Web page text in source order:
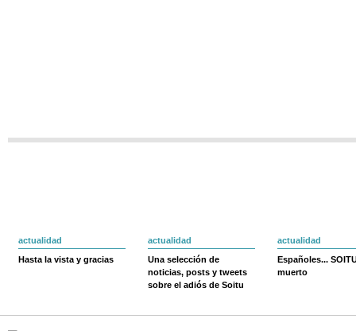
actualidad
Hasta la vista y gracias
actualidad
Una selección de
noticias, posts y tweets
sobre el adiós de Soitu
actualidad
Españoles...
muerto